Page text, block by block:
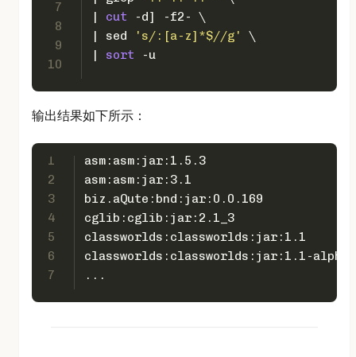
7
8
9
10
cut -d] -f2- \
| sed
's/:[a-z]*$//g'
\
sort -u
输出结果如下所示：
1
2
3
4
5
6
7
asm:asm:jar:1.5.3
asm:asm:jar:3.1
biz.aQute:bnd:jar:0.0.169
cglib:cglib:jar:2.1_3
classworlds:classworlds:jar:1.1
classworlds:classworlds:jar:1.1-
...